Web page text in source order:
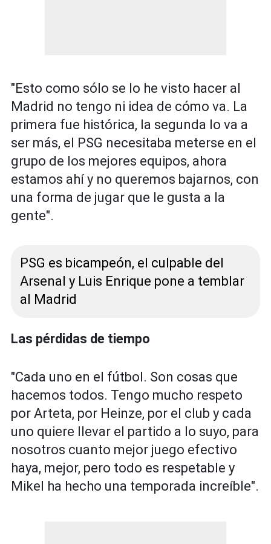
"Esto como sólo se lo he visto hacer al
Madrid no tengo ni idea de cómo va. La
primera fue histórica, la segunda lo va a
ser más, el PSG necesitaba meterse en el
grupo de los mejores equipos, ahora
estamos ahí y no queremos bajarnos, con
una forma de jugar que le gusta a la
gente".
PSG es bicampeón, el culpable del
Arsenal y Luis Enrique pone a temblar
al Madrid
Las pérdidas de tiempo
"Cada uno en el fútbol. Son cosas que
hacemos todos. Tengo mucho respeto
por Arteta, por Heinze, por el club y cada
uno quiere llevar el partido a lo suyo, para
nosotros cuanto mejor juego efectivo
haya, mejor, pero todo es respetable y
Mikel ha hecho una temporada increíble".